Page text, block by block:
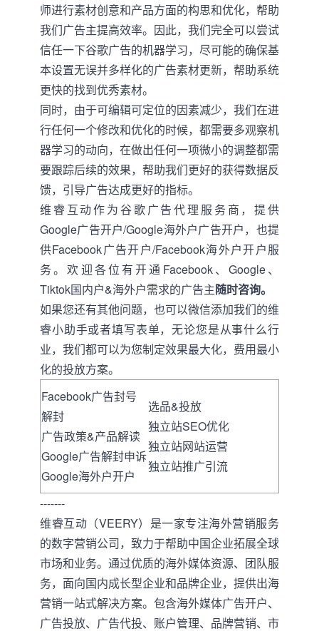
师进行素材创意和产品方面的构思和优化，帮助
我们广告主提高效率。因此，我们完全可以尝试
信任一下谷歌广告的机器学习，尽可能的确保基
本设置无误并多样化的广告素材更新，帮助系统
更快的找到优秀素材。
同时，由于可编辑可定位的因素减少，我们在进
行任何一个修改和优化的时候，都需要多观察机
器学习的动向，在做出任何一项微小的调整都需
要跟踪后续的效果，帮助我们更好的获得数据反
馈，引导广告达成更好的指标。
维睿互动作为谷歌广告代理服务商，提供
Google广告开户/Google海外户广告开户，也提
供Facebook广告开户/Facebook海外户开户服
务。欢迎各位有开通Facebook、Google、
Tiktok国内户&海外户需求的广告主随时咨询。
如果您还有其他问题，也可以微信添加我们的维
睿小助手或者填写表单，无论您是从事什么行
业，我们都可以为您制定效果最大化，费用最小
化的投放方案。
Facebook广告封号
解封
广告政策&产品解读
Google广告解封申诉
Google海外户开户
选品&投放
独立站SEO优化
独立站网站运营
独立站推广引流
-------
维睿互动 （VEERY）是一家专注海外营销服务
的数字营销公司，致力于帮助中国企业拓展全球
市场和业务。通过优质的海外媒体资源、团队服
务，面向国内成长型企业和品牌企业，提供出海
营销一站式解决方案。包含海外媒体广告开户、
广告投放、广告代投、账户管理、品牌营销、市